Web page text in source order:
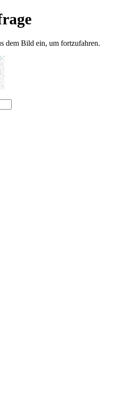
dem Bild ein, um fortzufahren.